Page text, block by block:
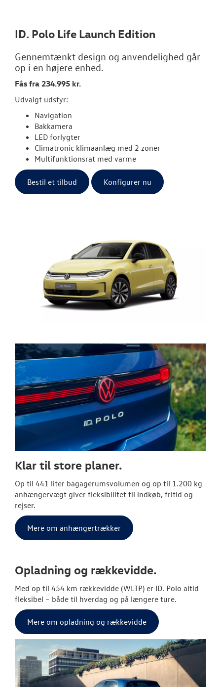
ID. Polo Life Launch Edition
Gennemtænkt design og anvendelighed går
op i en højere enhed.
Fås fra 234.995 kr.
Udvalgt udstyr:
Navigation
Bakkamera
LED forlygter
Climatronic klimaanlæg med 2 zoner
Multifunktionsrat med varme
Bestil et tilbud Konfigurer nu
Klar til store planer.
Op til 441 liter bagagerumsvolumen og op til 1.200 kg
anhængervægt giver fleksibilitet til indkøb, fritid og
rejser.
Mere om anhængertrækker
Opladning og rækkevidde.
Med op til 454 km rækkevidde (WLTP) er ID. Polo altid
fleksibel – både til hverdag og på længere ture.
Mere om opladning og rækkevidde